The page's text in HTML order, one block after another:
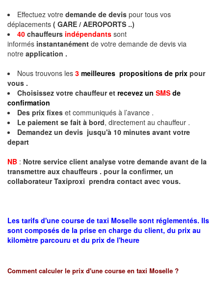
Effectuez votre demande de devis pour tous vos
déplacements ( GARE / AEROPORTS ..)
40 chauffeurs indépendants sont
informés instantanément de votre demande de devis via
notre application .
Nous trouvons les 3 meilleures propositions de prix pour
vous .
Choisissez votre chauffeur et recevez un SMS de
confirmation
Des prix fixes et communiqués à l’avance .
Le paiement se fait à bord, directement au chauffeur .
Demandez un devis jusqu'à 10 minutes avant votre
depart
NB : Notre service client analyse votre demande avant de la
transmettre aux chauffeurs . pour la confirmer, un
collaborateur Taxiproxi prendra contact avec vous.
Les tarifs d'une course de taxi Moselle sont réglementés. Ils
sont composés de la prise en charge du client, du prix au
kilomètre parcouru et du prix de l'heure
Comment calculer le prix d'une course en taxi Moselle ?